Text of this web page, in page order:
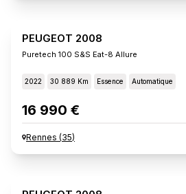
PEUGEOT 2008
Puretech 100 S&s Eat-8 Allure
2022 30 889 Km Essence Automatique
16 990 €
Rennes (35)